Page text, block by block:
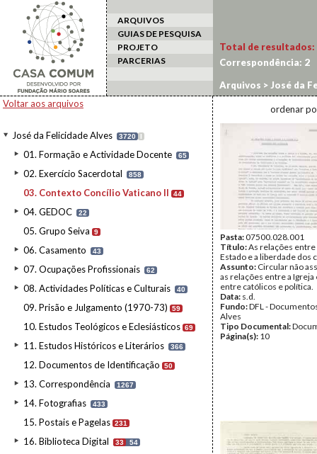
ARQUIVOS
GUIAS DE PESQUISA
PROJETO
PARCERIAS
Voltar aos arquivos
José da Felicidade Alves 3720 I
01. Formação e Actividade Docente 65
02. Exercício Sacerdotal 858
03. Contexto Concílio Vaticano II 44
04. GEDOC 22
05. Grupo Seiva 9
06. Casamento 43
07. Ocupações Profissionais 62
08. Actividades Políticas e Culturais 40
09. Prisão e Julgamento (1970-73) 59
10. Estudos Teológicos e Eclesiásticos 69
11. Estudos Históricos e Literários 366
12. Documentos de Identificação 50
13. Correspondência 1267
14. Fotografias 433
15. Postais e Pagelas 231
16. Biblioteca Digital 33 54
Total de resultados:
Correspondência: 2
Arquivos > José da
ordenar
Pasta:07500.028.001
Título:As relações entre
Estado e a liberdade dos
Assunto: Circular não
as relações entre a Igreja
entre católicos e política.
Data: s.d.
Fundo:DFL -
Alves
Tipo Documental:
Página(s): 10